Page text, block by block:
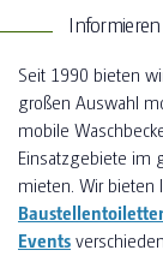
Informieren
Seit 1990 bieten
großen Auswahl
mobile
Einsatzgebiete im
mieten. Wir bieten
Events